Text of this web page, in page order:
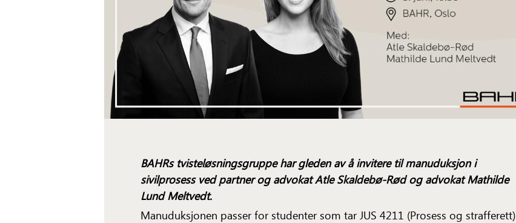
BAHRs tvisteløsningsgruppe har gleden av å invitere til manuduksjon i
sivilprosess ved partner og advokat Atle Skaldebø-Rød og advokat Mathilde
Lund Meltvedt.
Manuduksjonen passer for studenter som tar JUS 4211 (Prosess og strafferett)